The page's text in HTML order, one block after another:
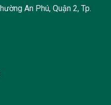
An Phú, Quận 2, Tp.